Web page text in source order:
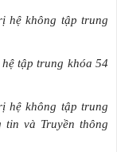
hệ không tập trung
tập trung khóa 54
hệ không tập trung
và Truyền thông